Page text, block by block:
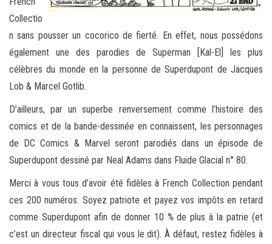
Collectio
n sans pousser un cocorico de fierté. En effet, nous possédons
également une des parodies de Superman [Kal-El] les plus
célèbres du monde en la personne de Superdupont de Jacques
Lob & Marcel Gotlib.
D’ailleurs, par un superbe renversement comme l’histoire des
comics et de la bande-dessinée en connaissent, les personnages
de DC Comics & Marvel seront parodiés dans un épisode de
Superdupont dessiné par Neal Adams dans Fluide Glacial n° 80.
Merci à vous tous d’avoir été fidèles à French Collection pendant
ces 200 numéros. Soyez patriote et payez vos impôts en retard
comme Superdupont afin de donner 10 % de plus à la patrie (et
c’est un directeur fiscal qui vous le dit). À défaut, restez fidèles à